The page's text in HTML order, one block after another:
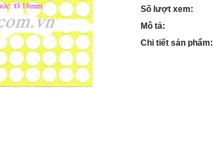
Số lượt xem:
Mô tả:
Chi tiết sản phẩm: